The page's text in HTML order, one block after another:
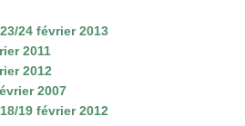
24 février 2013
2011
2012
2007
19 février 2012